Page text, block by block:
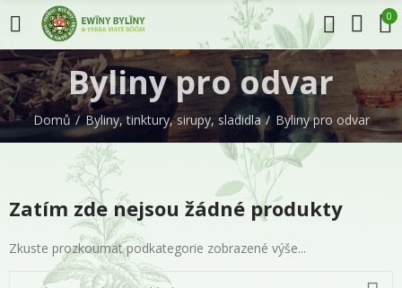
0
Byliny pro odvar
Domů Byliny, tinktury, sirupy, sladidla Byliny pro odvar
Zatím zde nejsou žádné produkty
Zkuste prozkoumat podkategorie zobrazené výše...